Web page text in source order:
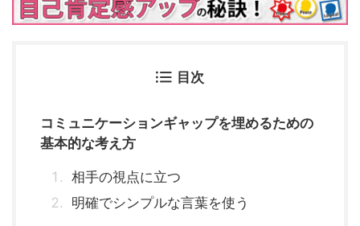
目次
コミュニケーションギャップを埋めるための
基本的な考え方
相手の視点に立つ
明確でシンプルな言葉を使う